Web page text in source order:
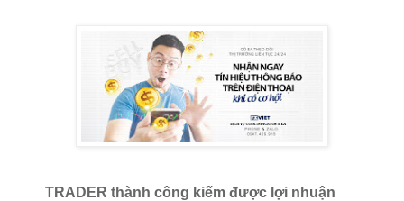
TRADER thành công kiếm được lợi nhuận